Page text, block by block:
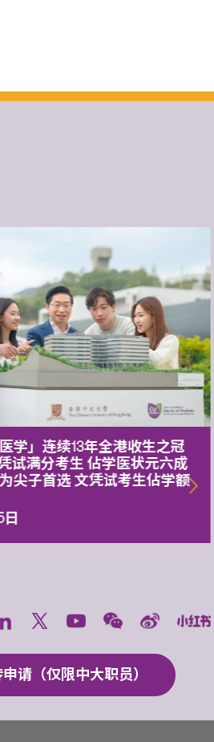
学」连续13年全港收生之冠
试满分考生 佔学医状元六成
尖子首选 文凭试考生佔学额
请（仅限中大职员）